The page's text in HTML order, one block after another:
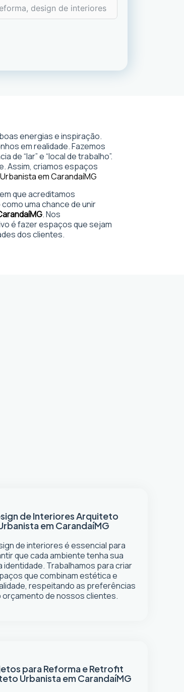
energias e inspiração.
em realidade. Fazemos
“lar” e “local de trabalho”.
Assim, criamos espaços
em CarandaíMG
que acreditamos
uma chance de unir
MG. Nos
é fazer espaços que sejam
dos clientes.
de InterioresArquiteto
em CarandaíMG
de interiores é essencial para
que cada ambiente tenha sua
identidade. Trabalhamos para criar
que combinam estética e
respeitando as preferências
orçamento de nossos clientes.
para Reforma e Retrofit
Urbanista em CarandaíMG